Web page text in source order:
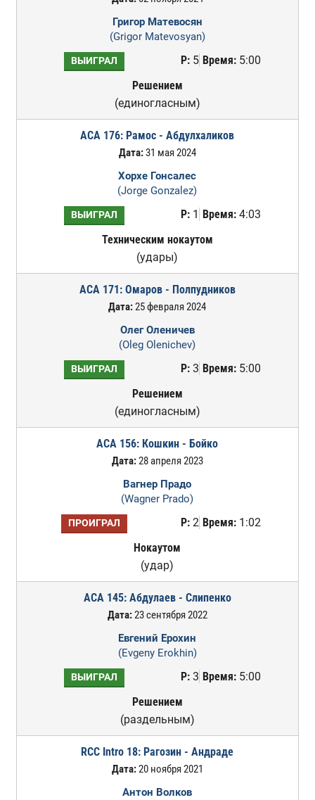
Григор Матевосян
(Grigor Matevosyan)
ВЫИГРАЛ Р:5 Время:5:00
Решением
(единогласным)
ACA 176: Рамос - Абдулхаликов
Дата:31 мая 2024
Хорхе Гонсалес
(Jorge Gonzalez)
ВЫИГРАЛ Р:1 Время:4:03
Техническим нокаутом
(удары)
ACA 171: Омаров - Полпудников
Дата:25 февраля 2024
Олег Оленичев
(Oleg Olenichev)
ВЫИГРАЛ Р:3 Время:5:00
Решением
(единогласным)
ACA 156: Кошкин - Бойко
Дата:28 апреля 2023
Вагнер Прадо
(Wagner Prado)
ПРОИГРАЛ Р:2 Время:1:02
Нокаутом
(удар)
ACA 145: Абдулаев - Слипенко
Дата:23 сентября 2022
Евгений Ерохин
(Evgeny Erokhin)
ВЫИГРАЛ Р:3 Время:5:00
Решением
(раздельным)
RCC Intro 18: Рагозин - Андраде
Дата:20 ноября 2021
Антон Волков